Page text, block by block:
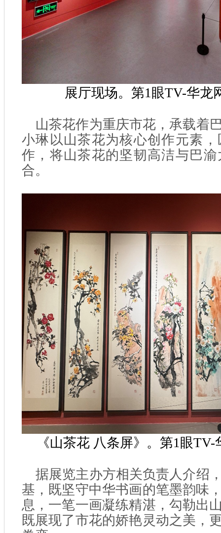
展厅现场。第1眼TV-华龙
山茶花作为重庆市花，承载着
小琳以山茶花为核心创作元素
作，将山茶花的坚韧高洁与巴
合。
《山茶花 八条屏》。第1眼
据展览主办方相关负责人介绍
基，既坚守中华书画的笔墨韵味
息，一笔一画凝练精湛，勾勒出
既展现了市花的娇艳灵动之美，